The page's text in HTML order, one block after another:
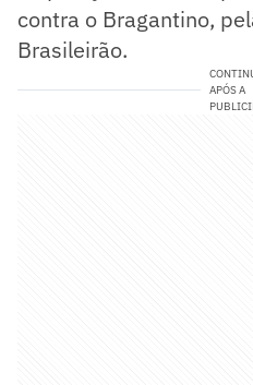
contra o Bragantino,
Brasileirão.
APÓS A